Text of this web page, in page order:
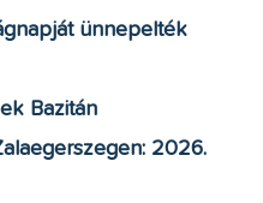
ünnepelték
Bazitán
2026.